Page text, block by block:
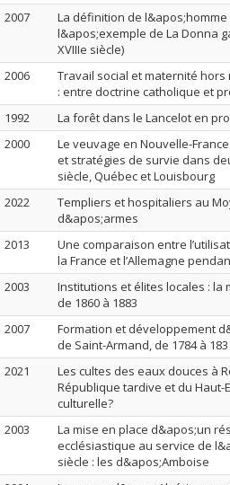
2007
La définition de
l&apos;exemple de La Donna
XVIIIe siècle)
2006
Travail social et maternité hors
: entre doctrine catholique et
1992
La forêt dans le Lancelot en
2000
Le veuvage en Nouvelle-
et stratégies de survie dans
siècle, Québec et Louisbourg
2022
Templiers et hospitaliers au
d&apos;armes
2013
Une comparaison entre
la France et l’Allemagne
2003
Institutions et élites locales : la
de 1860 à 1883
2007
Formation et développement
de Saint-Armand, de 1784 à
2021
Les cultes des eaux douces à
République tardive et du Haut-
culturelle?
2003
La mise en place d&apos;un
ecclésiastique au service de
siècle : les d&apos;Amboise